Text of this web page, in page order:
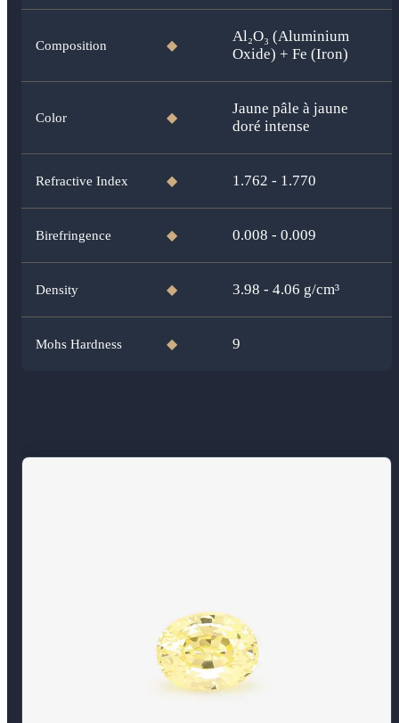
Composition ◆
Al₂O₃ (Aluminium
Oxide) + Fe (Iron)
Color ◆
Jaune pâle à jaune
doré intense
Refractive Index ◆ 1.762 - 1.770
Birefringence ◆ 0.008 - 0.009
Density ◆ 3.98 - 4.06 g/cm³
Mohs Hardness ◆ 9